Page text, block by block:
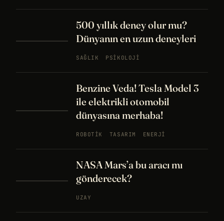
500 yıllık deney olur mu?
Dünyanın en uzun deneyleri
SAĞLIK PSIKOLOJI
Benzine Veda! Tesla Model 3
ile elektrikli otomobil
dünyasına merhaba!
ROBOTIK TASARIM ENERJI
NASA Mars’a bu aracı mı
gönderecek?
UZAY